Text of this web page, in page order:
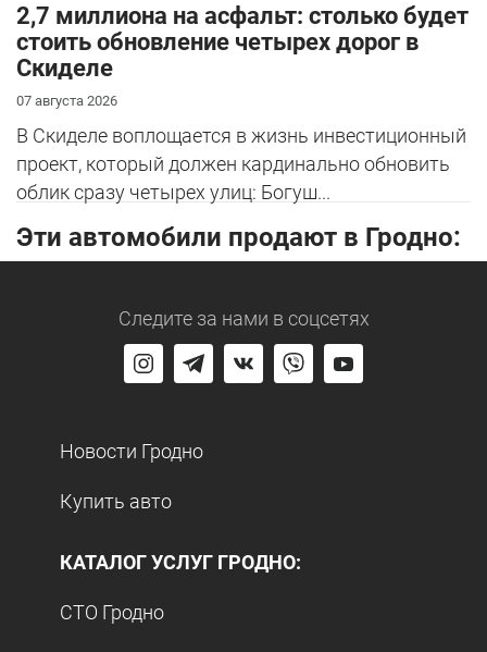
2,7 миллиона на асфальт: столько будет
стоить обновление четырех дорог в
Скиделе
07 августа 2026
В Скиделе воплощается в жизнь инвестиционный
проект, который должен кардинально обновить
облик сразу четырех улиц: Богуш...
Эти автомобили продают в Гродно:
Следите за нами в соцсетях
Новости Гродно
Купить авто
КАТАЛОГ УСЛУГ ГРОДНО:
СТО Гродно